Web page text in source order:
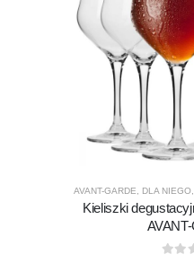
AVANT-GARDE, DLA NIEGO,
Kieliszki